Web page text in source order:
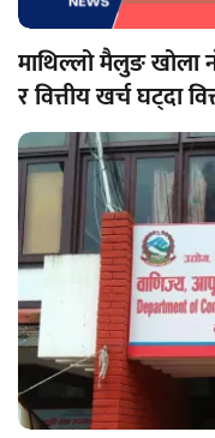
माथिल्लो मैलुङ खोला
र वित्तीय खर्च घट्दा